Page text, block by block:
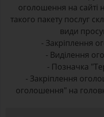
оголошення на сайті
такого пакету послуг
види
- Закріплення
- Виділення
- Позначка
- Закріплення
оголошення" на